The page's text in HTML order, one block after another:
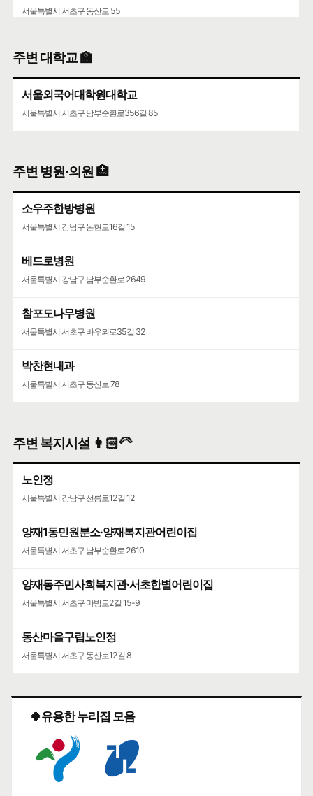
서울특별시 서초구 동산로 55
주변 대학교 🏫
서울외국어대학원대학교
서울특별시 서초구 남부순환로356길 85
주변 병원·의원 🏥
소우주한방병원
서울특별시 강남구 논현로16길 15
베드로병원
서울특별시 강남구 남부순환로 2649
참포도나무병원
서울특별시 서초구 바우뫼로35길 32
박찬현내과
서울특별시 서초구 동산로 78
주변 복지시설 👩🏻‍🦳
노인정
서울특별시 강남구 선릉로12길 12
양재1동민원분소·양재복지관어린이집
서울특별시 서초구 남부순환로 2610
양재동주민사회복지관·서초한별어린이집
서울특별시 서초구 마방로2길 15-9
동산마을구립노인정
서울특별시 서초구 동산로12길 8
🍀유용한 누리집 모음